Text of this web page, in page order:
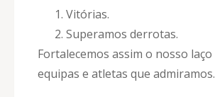
Vitórias.
Superamos derrotas.
Fortalecemos assim o nosso laço
equipas e atletas que admiramos.